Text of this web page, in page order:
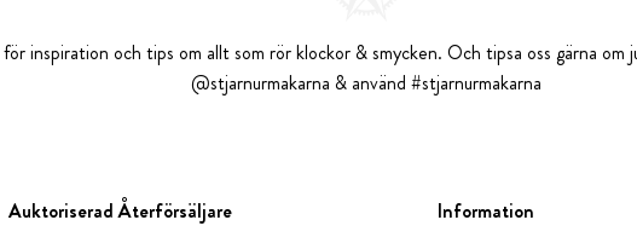
för inspiration och tips om allt som rör klockor & smycken. Och tipsa oss gärna om
@stjarnurmakarna & använd #stjarnurmakarna
Auktoriserad Återförsäljare Information